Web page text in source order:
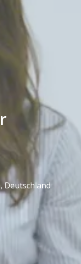
, Deutschland